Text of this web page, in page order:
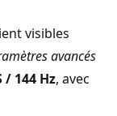
visibles
avancés
/ 144 Hz, avec